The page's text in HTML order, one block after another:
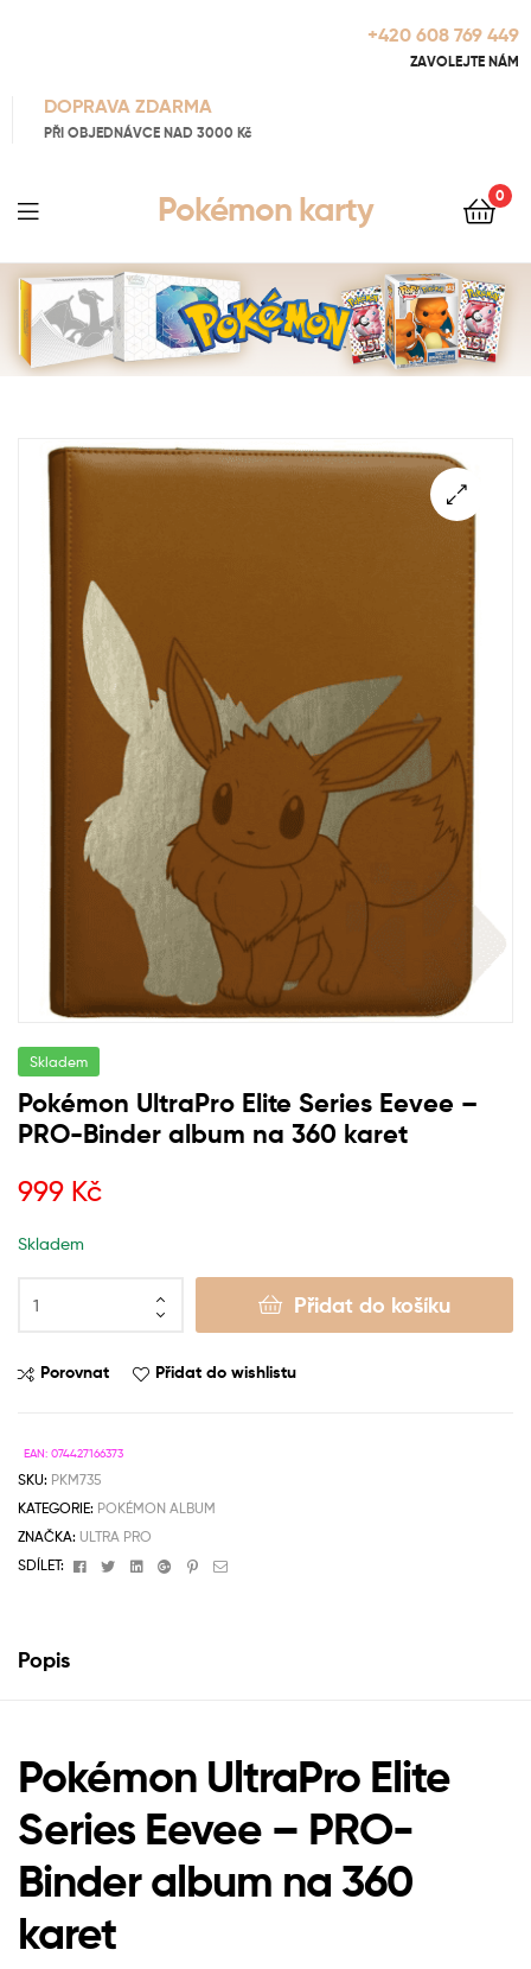
+420 608 769 449
ZAVOLEJTE NÁM
DOPRAVA ZDARMA
PŘI OBJEDNÁVCE NAD 3000 Kč
Pokémon karty 0
Skladem
Pokémon UltraPro Elite Series Eevee –
PRO-Binder album na 360 karet
999 Kč
Skladem
Přidat do košíku
Porovnat Přidat do wishlistu
EAN: 074427166373
SKU: PKM735
KATEGORIE: POKÉMON ALBUM
ZNAČKA: ULTRA PRO
SDÍLET:
FacebookTwitterLinkedinGoogle+Pinterest
Email
Popis
Pokémon UltraPro Elite
Series Eevee – PRO-
Binder album na 360
karet